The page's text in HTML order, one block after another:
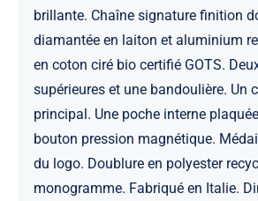
brillante. Chaîne signature finition
diamantée en laiton et aluminium
en coton ciré bio certifié GOTS.
supérieures et une bandoulière. Un
principal. Une poche interne
bouton pression magnétique.
du logo. Doublure en polyester
monogramme. Fabriqué en Italie.